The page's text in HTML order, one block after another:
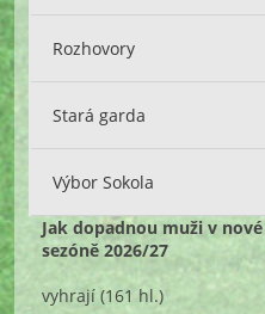
Rozhovory
Stará garda
Výbor Sokola
Jak dopadnou muži v nové
sezóně 2026/27
vyhrají (161 hl.)